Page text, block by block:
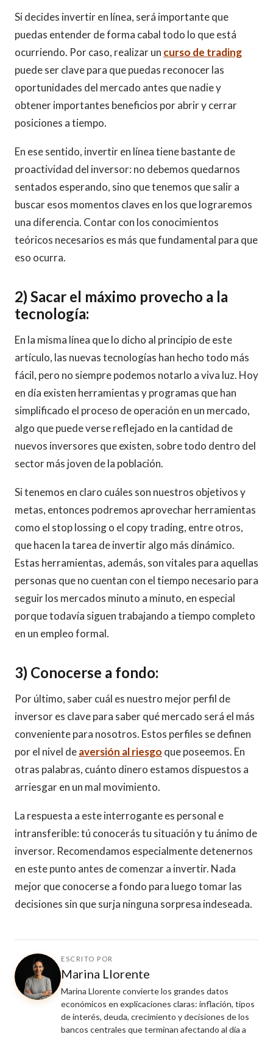
Si decides invertir en línea, será importante que
puedas entender de forma cabal todo lo que está
ocurriendo. Por caso, realizar un curso de trading
puede ser clave para que puedas reconocer las
oportunidades del mercado antes que nadie y
obtener importantes beneficios por abrir y cerrar
posiciones a tiempo.
En ese sentido, invertir en línea tiene bastante de
proactividad del inversor: no debemos quedarnos
sentados esperando, sino que tenemos que salir a
buscar esos momentos claves en los que lograremos
una diferencia. Contar con los conocimientos
teóricos necesarios es más que fundamental para que
eso ocurra.
2) Sacar el máximo provecho a la
tecnología:
En la misma línea que lo dicho al principio de este
artículo, las nuevas tecnologías han hecho todo más
fácil, pero no siempre podemos notarlo a viva luz. Hoy
en día existen herramientas y programas que han
simplificado el proceso de operación en un mercado,
algo que puede verse reflejado en la cantidad de
nuevos inversores que existen, sobre todo dentro del
sector más joven de la población.
Si tenemos en claro cuáles son nuestros objetivos y
metas, entonces podremos aprovechar herramientas
como el stop lossing o el copy trading, entre otros,
que hacen la tarea de invertir algo más dinámico.
Estas herramientas, además, son vitales para aquellas
personas que no cuentan con el tiempo necesario para
seguir los mercados minuto a minuto, en especial
porque todavía siguen trabajando a tiempo completo
en un empleo formal.
3) Conocerse a fondo:
Por último, saber cuál es nuestro mejor perfil de
inversor es clave para saber qué mercado será el más
conveniente para nosotros. Estos perfiles se definen
por el nivel deaversión al riesgo que poseemos. En
otras palabras, cuánto dinero estamos dispuestos a
arriesgar en un mal movimiento.
La respuesta a este interrogante es personal e
intransferible: tú conocerás tu situación y tu ánimo de
inversor. Recomendamos especialmente detenernos
en este punto antes de comenzar a invertir. Nada
mejor que conocerse a fondo para luego tomar las
decisiones sin que surja ninguna sorpresa indeseada.
ESCRITO POR
Marina Llorente
Marina Llorente convierte los grandes datos
económicos en explicaciones claras: inflación, tipos
de interés, deuda, crecimiento y decisiones de los
bancos centrales que terminan afectando al día a